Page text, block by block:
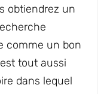
obtiendrez un
comme un bon
tout aussi
dans lequel